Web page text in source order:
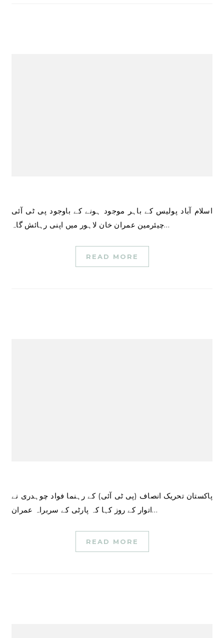
اسلام آباد پولیس کے باہر موجود ہونے کے باوجود پی ٹی آئی
چیئرمین عمران خان لاہور میں اپنی رہائش گاہ…
READ MORE
پاکستان تحریک انصاف (پی ٹی آئی) کے رہنما فواد چوہدری نے
اتوار کے روز کہا کہ پارٹی کے سربراہ عمران…
READ MORE